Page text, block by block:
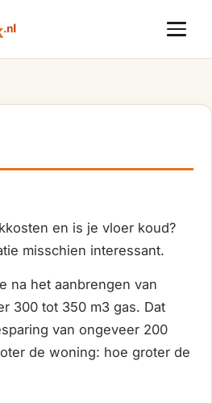
en is je vloer koud?
misschien interessant.
na het aanbrengen van
300 tot 350 m3 gas. Dat
van ongeveer 200
de woning: hoe groter de